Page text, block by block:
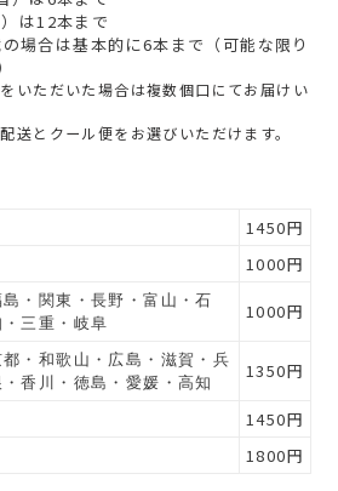
は12本まで
場合は基本的に6本まで（可能な限り
いただいた場合は複数個口にてお届けい
送とクール便をお選びいただけます。
1450円
1000円
・関東・長野・富山・石
三重・岐阜
1000円
・和歌山・広島・滋賀・兵
香川・徳島・愛媛・高知
1350円
1450円
1800円